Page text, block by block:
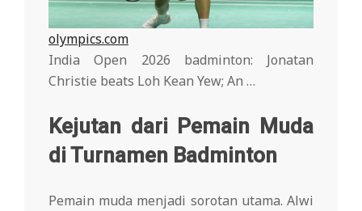
olympics.com
India Open 2026 badminton: Jonatan
Christie beats Loh Kean Yew; An …
Kejutan dari Pemain Muda
di Turnamen Badminton
Pemain muda menjadi sorotan utama. Alwi